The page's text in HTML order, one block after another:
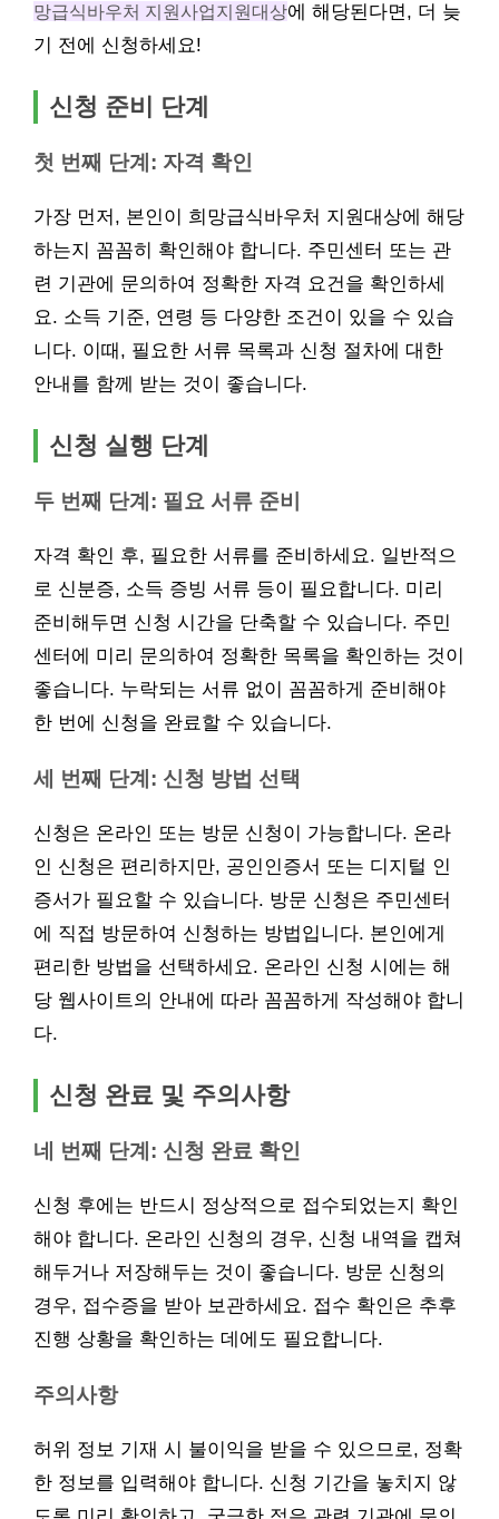
망급식바우처 지원사업지원대상에 해당된다면, 더 늦
기 전에 신청하세요!
신청 준비 단계
첫 번째 단계: 자격 확인
가장 먼저, 본인이 희망급식바우처 지원대상에 해당
하는지 꼼꼼히 확인해야 합니다. 주민센터 또는 관
련 기관에 문의하여 정확한 자격 요건을 확인하세
요. 소득 기준, 연령 등 다양한 조건이 있을 수 있습
니다. 이때, 필요한 서류 목록과 신청 절차에 대한
안내를 함께 받는 것이 좋습니다.
신청 실행 단계
두 번째 단계: 필요 서류 준비
자격 확인 후, 필요한 서류를 준비하세요. 일반적으
로 신분증, 소득 증빙 서류 등이 필요합니다. 미리
준비해두면 신청 시간을 단축할 수 있습니다. 주민
센터에 미리 문의하여 정확한 목록을 확인하는 것이
좋습니다. 누락되는 서류 없이 꼼꼼하게 준비해야
한 번에 신청을 완료할 수 있습니다.
세 번째 단계: 신청 방법 선택
신청은 온라인 또는 방문 신청이 가능합니다. 온라
인 신청은 편리하지만, 공인인증서 또는 디지털 인
증서가 필요할 수 있습니다. 방문 신청은 주민센터
에 직접 방문하여 신청하는 방법입니다. 본인에게
편리한 방법을 선택하세요. 온라인 신청 시에는 해
당 웹사이트의 안내에 따라 꼼꼼하게 작성해야 합니
다.
신청 완료 및 주의사항
네 번째 단계: 신청 완료 확인
신청 후에는 반드시 정상적으로 접수되었는지 확인
해야 합니다. 온라인 신청의 경우, 신청 내역을 캡쳐
해두거나 저장해두는 것이 좋습니다. 방문 신청의
경우, 접수증을 받아 보관하세요. 접수 확인은 추후
진행 상황을 확인하는 데에도 필요합니다.
주의사항
허위 정보 기재 시 불이익을 받을 수 있으므로, 정확
한 정보를 입력해야 합니다. 신청 기간을 놓치지 않